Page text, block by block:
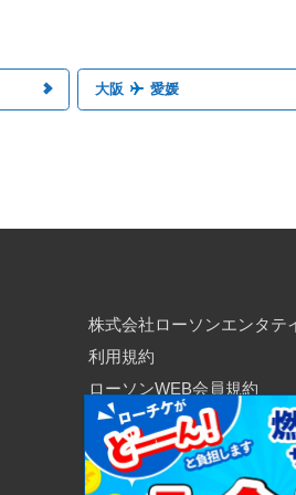
大阪 愛媛
株式会社ローソンエンタテ
利用規約
ローソンWEB会員規約
個人情報の取り扱いについ
個人情報保護方針